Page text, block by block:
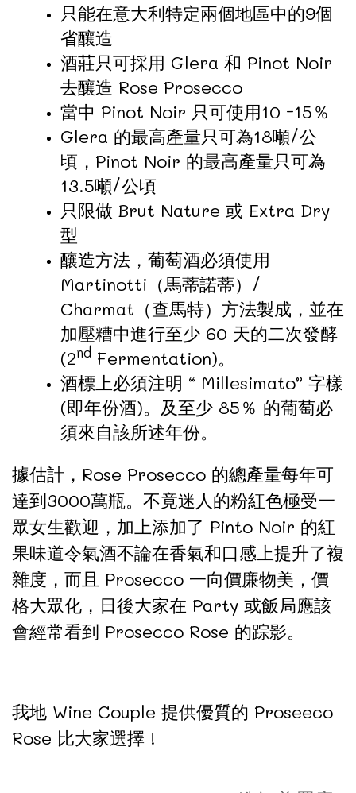
只能在意大利特定兩個地區中的9個
省釀造
酒莊只可採用 Glera 和 Pinot Noir
去釀造 Rose Prosecco
當中 Pinot Noir 只可使用10 -15％
Glera 的最高產量只可為18噸/公
頃，Pinot Noir 的最高產量只可為
13.5噸/公頃
只限做 Brut Nature 或 Extra Dry
型
釀造方法，葡萄酒必須使用
Martinotti（馬蒂諾蒂）/
Charmat（查馬特）方法製成，並在
加壓糟中進行至少 60 天的二次發酵
(2nd Fermentation)。
酒標上必須注明 “ Millesimato” 字樣
(即年份酒)。及至少 85％ 的葡萄必
須來自該所述年份。
據估計，Rose Prosecco 的總產量每年可
達到3000萬瓶。不竟迷人的粉紅色極受一
眾女生歡迎，加上添加了 Pinto Noir 的紅
果味道令氣酒不論在香氣和口感上提升了複
雜度，而且 Prosecco 一向價廉物美，價
格大眾化，日後大家在 Party 或飯局應該
會經常看到 Prosecco Rose 的踪影。
我地 Wine Couple 提供優質的 Proseeco
Rose 比大家選擇 !